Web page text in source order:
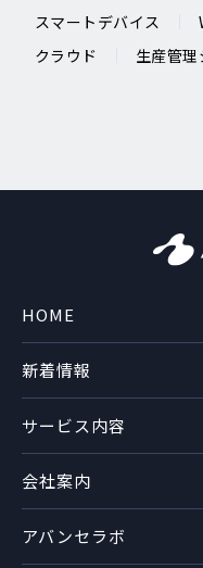
スマートデバイス
クラウド
生産管理
HOME
サービス内容
会社案内
アバンセラボ
新着情報